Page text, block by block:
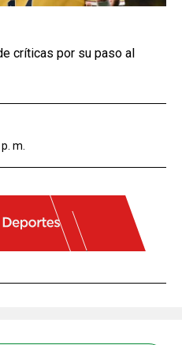
críticas por su paso al
m.